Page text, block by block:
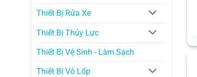
Thiết Bị Rửa Xe
Thiết Bị Thủy Lực
Thiết Bị Vệ Sinh - Làm Sạch
Thiết Bị Vỏ Lốp